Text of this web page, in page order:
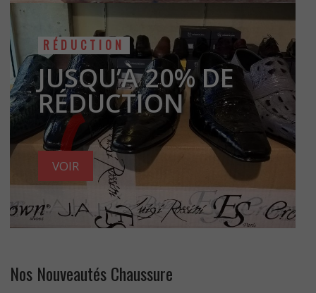
RÉDUCTION
JUSQU’À 20% DE
RÉDUCTION
VOIR
Nos Nouveautés Chaussure